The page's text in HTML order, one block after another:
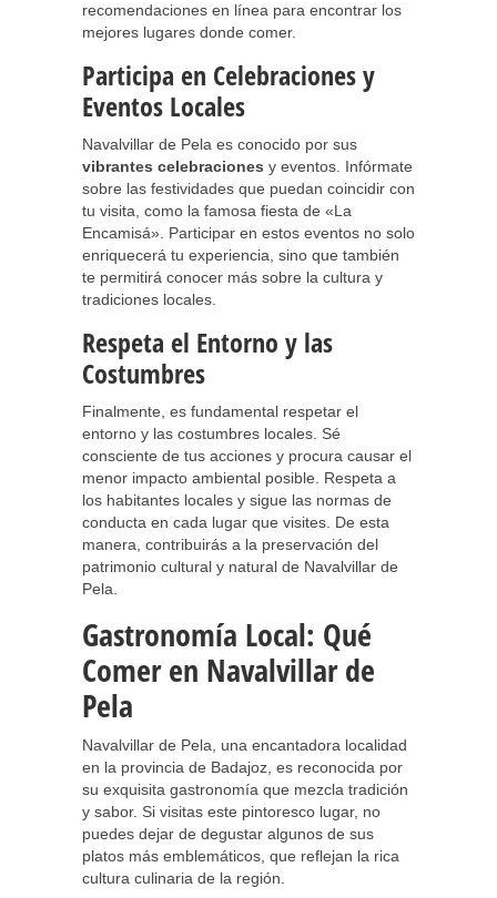
recomendaciones en línea para encontrar los
mejores lugares donde comer.
Participa en Celebraciones y
Eventos Locales
Navalvillar de Pela es conocido por sus
vibrantes celebraciones y eventos. Infórmate
sobre las festividades que puedan coincidir con
tu visita, como la famosa fiesta de «La
Encamisá». Participar en estos eventos no solo
enriquecerá tu experiencia, sino que también
te permitirá conocer más sobre la cultura y
tradiciones locales.
Respeta el Entorno y las
Costumbres
Finalmente, es fundamental respetar el
entorno y las costumbres locales. Sé
consciente de tus acciones y procura causar el
menor impacto ambiental posible. Respeta a
los habitantes locales y sigue las normas de
conducta en cada lugar que visites. De esta
manera, contribuirás a la preservación del
patrimonio cultural y natural de Navalvillar de
Pela.
Gastronomía Local: Qué
Comer en Navalvillar de
Pela
Navalvillar de Pela, una encantadora localidad
en la provincia de Badajoz, es reconocida por
su exquisita gastronomía que mezcla tradición
y sabor. Si visitas este pintoresco lugar, no
puedes dejar de degustar algunos de sus
platos más emblemáticos, que reflejan la rica
cultura culinaria de la región.